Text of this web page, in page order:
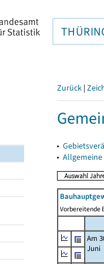
Zurück |
▸
▸
Vorbereitende
Am
Juni